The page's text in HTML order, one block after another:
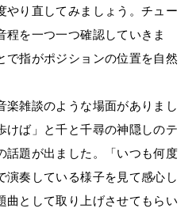
やり直してみましょう。チュー
を一つ一つ確認していきま
で指がポジションの位置を自然
雑談のような場面がありまし
けば」と千と千尋の神隠しのテ
話題が出ました。「いつも何度
演奏している様子を見て感心し
曲として取り上げさせてもらい